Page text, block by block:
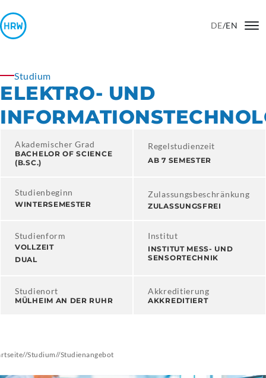
DE/EN
Studium
ELEKTRO- UND
Akademischer Grad
BACHELOR OF SCIENCE
(B.SC.)
Regelstudienzeit
AB 7 SEMESTER
Studienbeginn
WINTERSEMESTER
Zulassungsbeschränkung
ZULASSUNGSFREI
Studienform
VOLLZEIT
DUAL
Institut
INSTITUT MESS- UND
SENSORTECHNIK
Studienort
MÜLHEIM AN DER RUHR
Akkreditierung
AKKREDITIERT
//Studium//Studienangebot